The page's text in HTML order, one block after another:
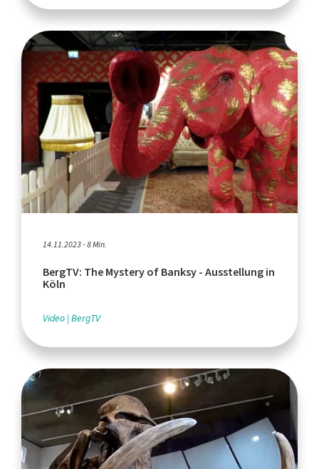
14.11.2023 - 8 Min.
BergTV: The Mystery of Banksy - Ausstellung in
Köln
Video BergTV